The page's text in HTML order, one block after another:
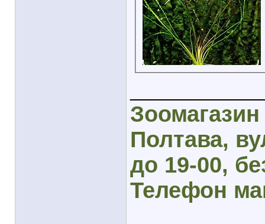
Полтава,
до 19-00,
Телефон